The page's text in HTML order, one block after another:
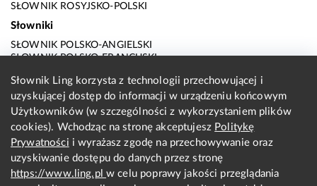
SŁOWNIK ROSYJSKO-POLSKI
Słowniki
SŁOWNIK POLSKO-ANGIELSKI
SŁOWNIK POLSKO-FRANCUSKI
SŁOWNIK POLSKO-HISZPAŃSKI
SŁOWNIK POLSKO-NIEMIECKI
SŁOWNIK POLSKO-ROSYJSKI
SŁOWNIK ANGIELSKO-POLSKI
SŁOWNIK FRANCUSKO-POLSKI
SŁOWNIK WŁOSKO-POLSKI
SŁOWNIK HISZPAŃSKO-POLSKI
SŁOWNIK NIEMIECKO-POLSKI
Słownik Ling korzysta z technologii przechowującej i
uzyskującej dostęp do informacji w urządzeniu końcowym
Użytkowników (w szczególności z wykorzystaniem plików
cookies). Wchodząc na stronę akceptujesz Politykę
Prywatności i wyrażasz zgodę na przechowywanie oraz
uzyskiwanie dostępu do danych przez stronę
https://www.ling.plw celu poprawy jakości przeglądania